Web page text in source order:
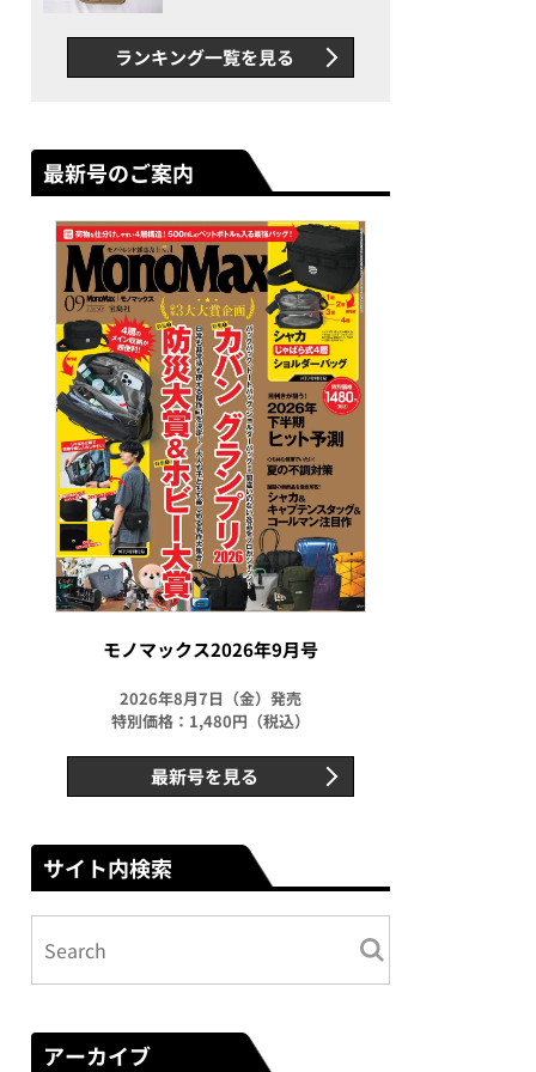
録…ほか【休日バッグの人気
記事ランキングベスト3】
（2026年6月版）
ランキング一覧を見る
最新号のご案内
モノマックス2026年9月号
2026年8月7日（金）発売
特別価格：1,480円（税込）
最新号を見る
サイト内検索
アーカイブ